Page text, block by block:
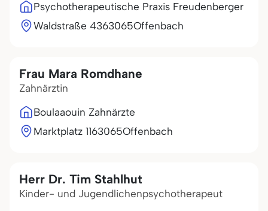
Psychotherapeutische Praxis Freudenberger
Waldstraße 4363065Offenbach
Frau Mara Romdhane
Zahnärztin
Boulaaouin Zahnärzte
Marktplatz 1163065Offenbach
Herr Dr. Tim Stahlhut
Kinder- und Jugendlichenpsychotherapeut